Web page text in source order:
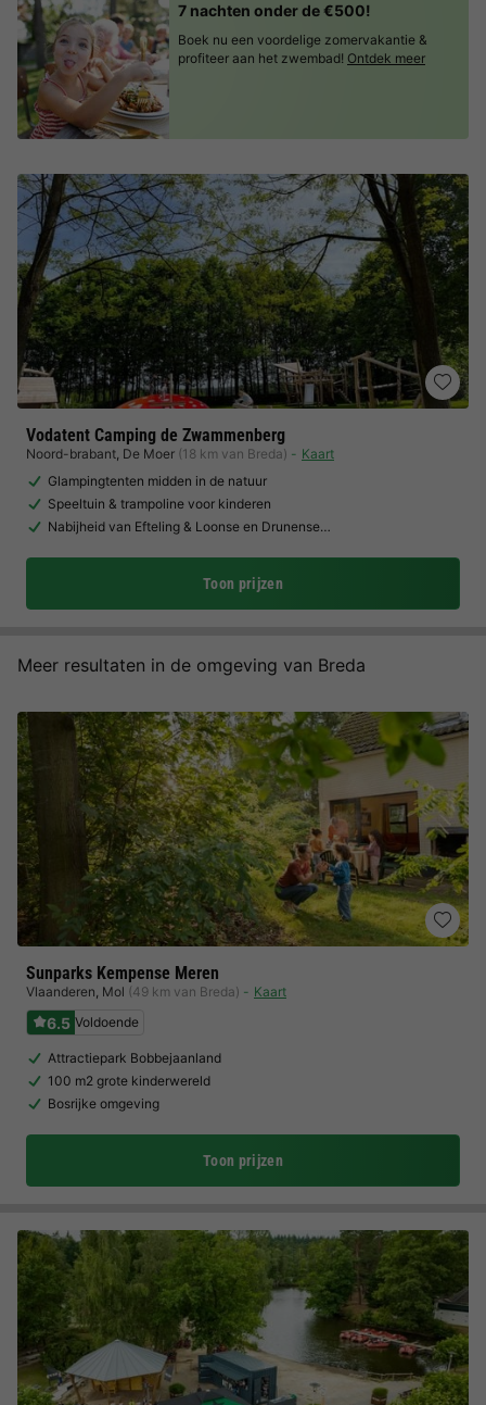
Vodatent Camping de Zwammenberg
Noord-brabant, De Moer (18 km van Breda)
Kaart
Glampingtenten midden in de natuur
Speeltuin & trampoline voor kinderen
Nabijheid van Efteling & Loonse en Drunense…
Toon prijzen
Meer resultaten in de omgeving van Breda
Sunparks Kempense Meren
Vlaanderen, Mol (49 km van Breda) Kaart
6.5 Voldoende
Attractiepark Bobbejaanland
100 m2 grote kinderwereld
Bosrijke omgeving
Toon prijzen
7 nachten onder de €500!
Boek nu een voordelige zomervakantie &
profiteer aan het zwembad! Ontdek meer